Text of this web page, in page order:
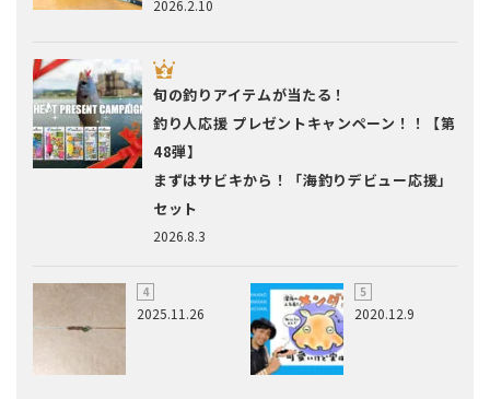
2026.2.10
2026.8.3
旬の釣りアイテムが当たる！
釣り人応援 プレゼントキャンペーン！！【第
48弾】
まずはサビキから！「海釣りデビュー応援」
セット
2025.11.26 2020.12.9